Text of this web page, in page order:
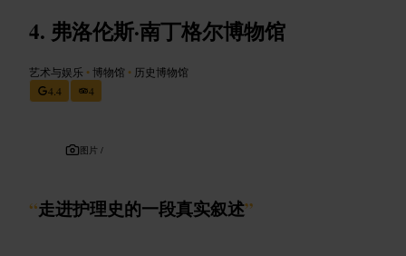
弗洛伦斯·南丁格尔博物馆
艺术与娱乐 •博物馆 • 历史博物馆
4.4
4
图片 /
“走进护理史的一段真实叙述”